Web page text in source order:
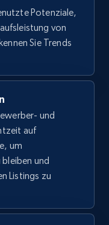
and
anfangen
products by
Potenziale,
von
Sie Trends
und
auf
um
und
Listings zu